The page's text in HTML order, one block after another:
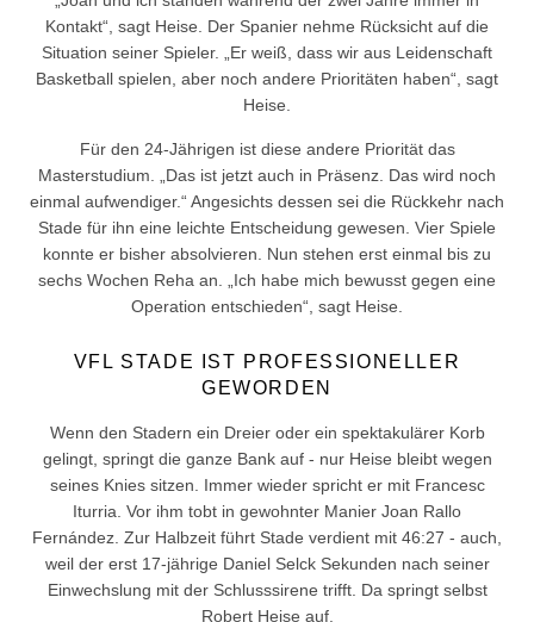
Kontakt“, sagt Heise. Der Spanier nehme Rücksicht auf die
Situation seiner Spieler. „Er weiß, dass wir aus Leidenschaft
Basketball spielen, aber noch andere Prioritäten haben“, sagt
Heise.
Für den 24-Jährigen ist diese andere Priorität das
Masterstudium. „Das ist jetzt auch in Präsenz. Das wird noch
einmal aufwendiger.“ Angesichts dessen sei die Rückkehr nach
Stade für ihn eine leichte Entscheidung gewesen. Vier Spiele
konnte er bisher absolvieren. Nun stehen erst einmal bis zu
sechs Wochen Reha an. „Ich habe mich bewusst gegen eine
Operation entschieden“, sagt Heise.
VFL STADE IST PROFESSIONELLER
GEWORDEN
Wenn den Stadern ein Dreier oder ein spektakulärer Korb
gelingt, springt die ganze Bank auf - nur Heise bleibt wegen
seines Knies sitzen. Immer wieder spricht er mit Francesc
Iturria. Vor ihm tobt in gewohnter Manier Joan Rallo
Fernández. Zur Halbzeit führt Stade verdient mit 46:27 - auch,
weil der erst 17-jährige Daniel Selck Sekunden nach seiner
Einwechslung mit der Schlusssirene trifft. Da springt selbst
Robert Heise auf.